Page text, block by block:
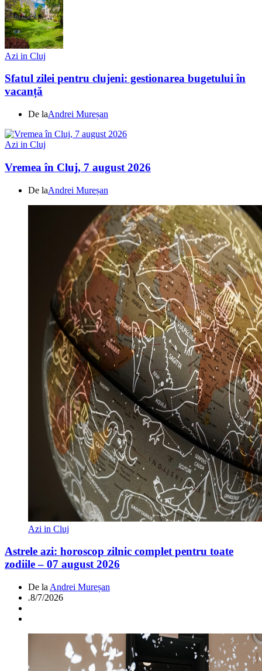
Azi in Cluj
Sfatul zilei pentru clujeni: gestionarea bugetului în
vacanță
De laAndrei Mureșan
Azi in Cluj
Vremea în Cluj, 7 august 2026
De laAndrei Mureșan
Azi in Cluj
Astrele azi: horoscop zilnic complet pentru toate
zodiile – 07 august 2026
De la Andrei Mureșan
.8/7/2026